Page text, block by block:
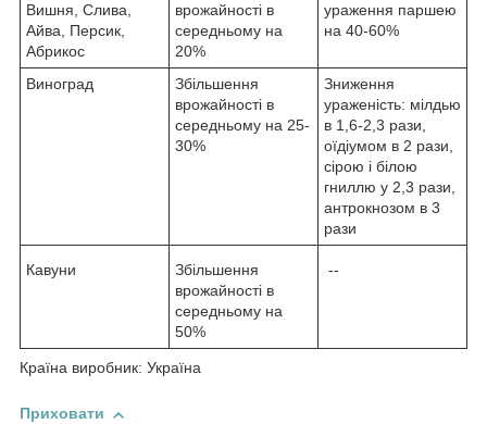
Вишня, Слива,
Айва, Персик,
Абрикос
врожайності в
середньому на
20%
ураження паршею
на 40-60%
Виноград
Збільшення
врожайності в
середньому на 25-
30%
Зниження
ураженість: мілдью
в 1,6-2,3 рази,
оїдіумом в 2 рази,
сірою і білою
гниллю у 2,3 рази,
антрокнозом в 3
рази
Кавуни
Збільшення
врожайності в
середньому на
50%
--
Країна виробник: Україна
Приховати